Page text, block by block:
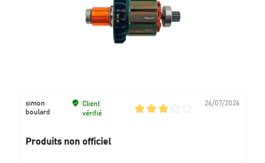
simon
boulard
Client
vérifié
26/07/2026
Produits non officiel